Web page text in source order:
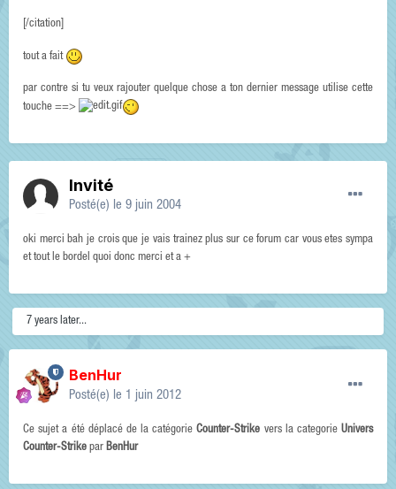
[/citation]
tout a fait
par contre si tu veux rajouter quelque chose a ton dernier message utilise cette
touche ==>
Invité
Posté(e) le 9 juin 2004
oki merci bah je crois que je vais trainez plus sur ce forum car vous etes sympa
et tout le bordel quoi donc merci et a +
7 years later...
BenHur
Posté(e) le 1 juin 2012
Ce sujet a été déplacé de la catégorieCounter-Strike vers la categorieUnivers
Counter-Strike par BenHur